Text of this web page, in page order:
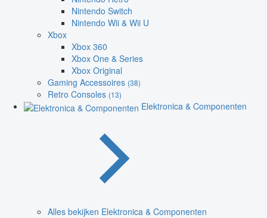
Nintendo Switch
Nintendo Wii & Wii U
Xbox
Xbox 360
Xbox One & Series
Xbox Original
Gaming Accessoires (38)
Retro Consoles (13)
Elektronica & Componenten
Alles bekijken Elektronica & Componenten